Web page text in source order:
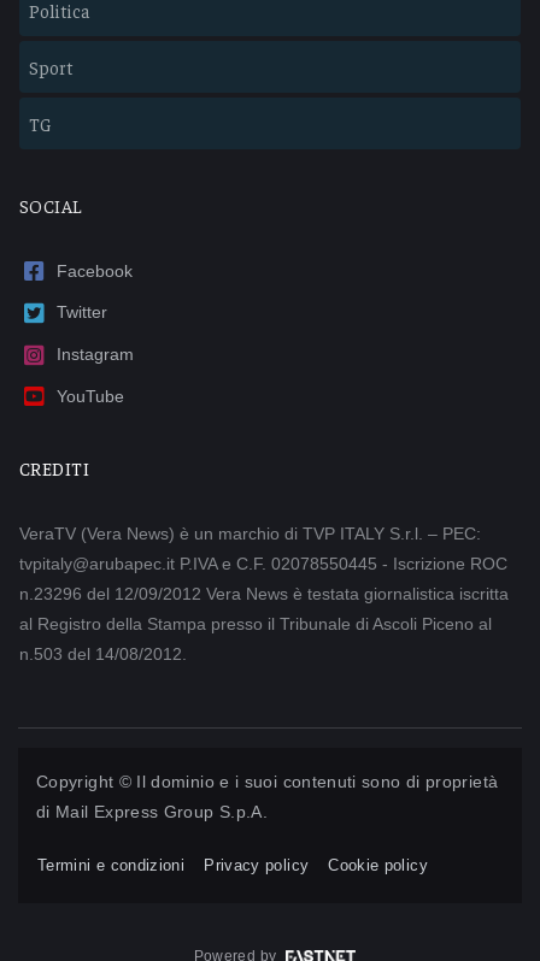
Politica
Sport
TG
SOCIAL
Facebook
Twitter
Instagram
YouTube
CREDITI
VeraTV (Vera News) è un marchio di TVP ITALY S.r.l. – PEC:
tvpitaly@arubapec.it P.IVA e C.F. 02078550445 - Iscrizione ROC
n.23296 del 12/09/2012 Vera News è testata giornalistica iscritta
al Registro della Stampa presso il Tribunale di Ascoli Piceno al
n.503 del 14/08/2012.
Copyright © Il dominio e i suoi contenuti sono di proprietà
di Mail Express Group S.p.A.
Termini e condizioni Privacy policy Cookie policy
Powered by